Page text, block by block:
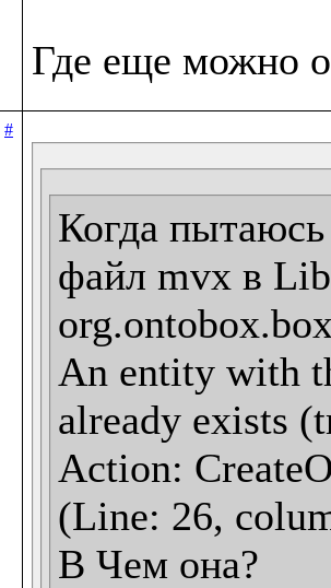
#
Когда пытаюсь
файл mvx в
An entity with
already exists
Action:
(Line: 26,
В Чем она?